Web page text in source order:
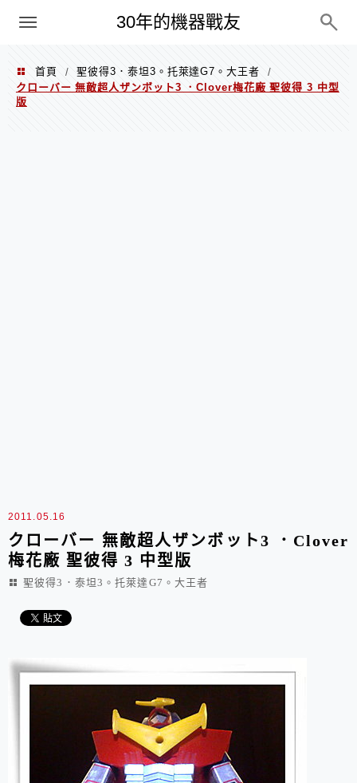
30年的機器戰友
PC
首頁 / 聖彼得3．泰坦3。托萊達G7。大王者
/
クローバー 無敵超人ザンボット3 ．Clover梅花廠 聖彼得 3 中型
版
2011.05.16
クローバー 無敵超人ザンボット3 ．Clover
梅花廠 聖彼得 3 中型版
聖彼得3．泰坦3。托萊達G7。大王者